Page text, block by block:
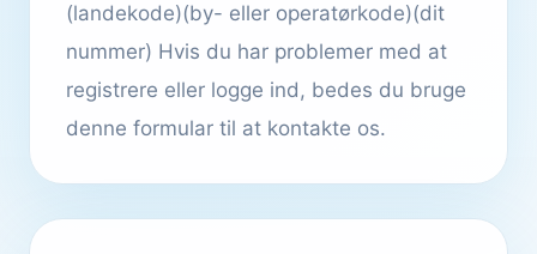
(landekode)(by- eller operatørkode)(dit
nummer) Hvis du har problemer med at
registrere eller logge ind, bedes du bruge
denne formular til at kontakte os.